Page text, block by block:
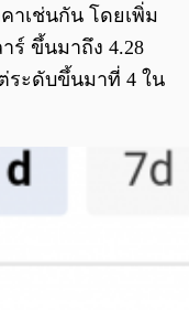
าเช่นกัน โดยเพิ่ม
ร์ ขึ้นมาถึง 4.28
ระดับขึ้นมาที่ 4 ใน